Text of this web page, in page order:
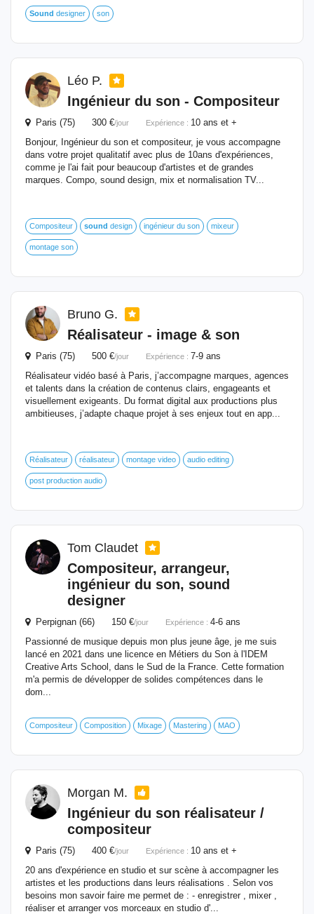
Sound designer son
Léo P.
Ingénieur du son - Compositeur
Paris (75) 300 €/jour Expérience : 10 ans et +
Bonjour, Ingénieur du son et compositeur, je vous accompagne
dans votre projet qualitatif avec plus de 10ans d'expériences,
comme je l'ai fait pour beaucoup d'artistes et de grandes
marques. Compo, sound design, mix et normalisation TV...
Compositeur sound design ingénieur du son mixeur
montage son
Bruno G.
Réalisateur - image & son
Paris (75) 500 €/jour Expérience : 7-9 ans
Réalisateur vidéo basé à Paris, j’accompagne marques, agences
et talents dans la création de contenus clairs, engageants et
visuellement exigeants. Du format digital aux productions plus
ambitieuses, j’adapte chaque projet à ses enjeux tout en app...
Réalisateur réalisateur montage video audio editing
post production audio
Tom Claudet
Compositeur, arrangeur,
ingénieur du son, sound
designer
Perpignan (66) 150 €/jour Expérience : 4-6 ans
Passionné de musique depuis mon plus jeune âge, je me suis
lancé en 2021 dans une licence en Métiers du Son à l'IDEM
Creative Arts School, dans le Sud de la France. Cette formation
m'a permis de développer de solides compétences dans le
dom...
Compositeur Composition Mixage Mastering MAO
Morgan M.
Ingénieur du son réalisateur /
compositeur
Paris (75) 400 €/jour Expérience : 10 ans et +
20 ans d'expérience en studio et sur scène à accompagner les
artistes et les productions dans leurs réalisations . Selon vos
besoins mon savoir faire me permet de : - enregistrer , mixer ,
réaliser et arranger vos morceaux en studio d'...